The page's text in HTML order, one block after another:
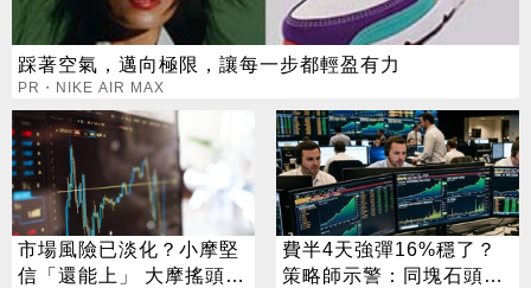
踩著空氣，邁向極限，讓每一步都輕盈有力
PR・NIKE AIR MAX
市場風險已淡化？小摩堅
信「還能上」 大摩搖頭喊
費半4天強彈16%穩了？
策略師示警：同塊石頭不